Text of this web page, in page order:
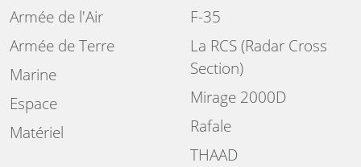
Armée de l'Air
Armée de Terre
Marine
Espace
Matériel
F-35
La RCS (Radar Cross
Section)
Mirage 2000D
Rafale
THAAD